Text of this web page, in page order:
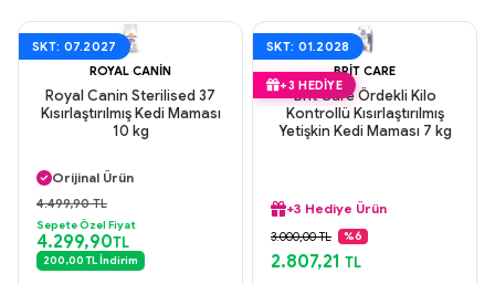
SKT: 07.2027
ROYAL CANIN
Royal Canin Sterilised 37
Kısırlaştırılmış Kedi Maması
10 kg
Orijinal Ürün
Güvenli Ödeme
Aynı Gün Kargo
4.499,90 TL
Sepete Özel Fiyat
4.299,90TL
200,00 TL İndirim
SKT: 01.2028
+3 HEDIYE
BRIT CARE
Brit Care Ördekli Kilo
Kontrollü Kısırlaştırılmış
Yetişkin Kedi Maması 7 kg
+3 Hediye Ürün
Aynı Gün Kargo
Orijinal Ürün
Güvenli Ödeme
3.000,00 TL %6
2.807,21 TL